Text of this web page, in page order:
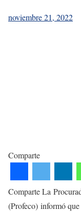
noviembre 21, 2022
Comparte
Comparte La
(Profeco) informó